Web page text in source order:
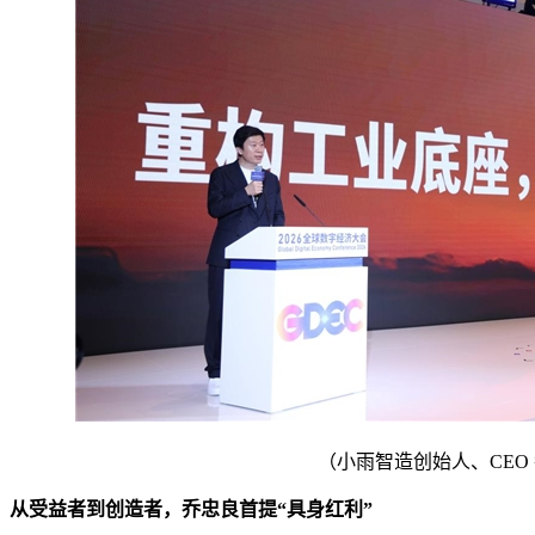
（小雨智造创始人、
从受益者到创造者，乔忠良首提“具身红利”